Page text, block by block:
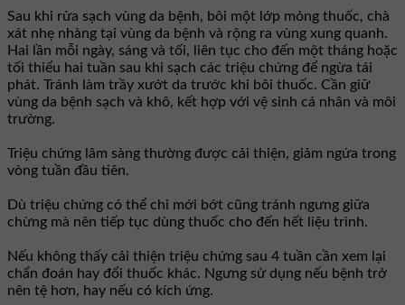
Sau khi rửa sạch vùng da bệnh, bôi một lớp mỏng thuốc, chà
xát nhẹ nhàng tại vùng da bệnh và rộng ra vùng xung quanh.
Hai lần mỗi ngày, sáng và tối, liên tục cho đến một tháng hoặc
tối thiểu hai tuần sau khi sạch các triệu chứng để ngừa tái
phát. Tránh làm trầy xướt da trước khi bôi thuốc. Cần giữ
vùng da bệnh sạch và khô, kết hợp với vệ sinh cá nhân và môi
trường.
Triệu chứng lâm sàng thường được cải thiện, giảm ngứa trong
vòng tuần đầu tiên.
Dù triệu chứng có thể chỉ mới bớt cũng tránh ngưng giữa
chừng mà nên tiếp tục dùng thuốc cho đến hết liệu trình.
Nếu không thấy cải thiện triệu chứng sau 4 tuần cần xem lại
chẩn đoán hay đổi thuốc khác. Ngưng sử dụng nếu bệnh trở
nên tệ hơn, hay nếu có kích ứng.